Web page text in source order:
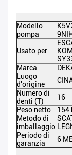
Modello
pompa
9NIH
Usato per
Marca
Luogo
d'origine
Numero di
denti (T)
16
Peso netto
154
Metodo di
imballaggio
Periodo di
garanzia
6